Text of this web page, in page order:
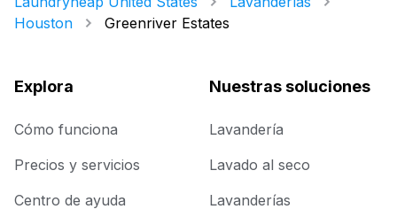
Houston
Greenriver Estates
Explora
Cómo funciona
Precios y servicios
Centro de ayuda
Nuestras soluciones
Lavandería
Lavado al seco
Lavanderías